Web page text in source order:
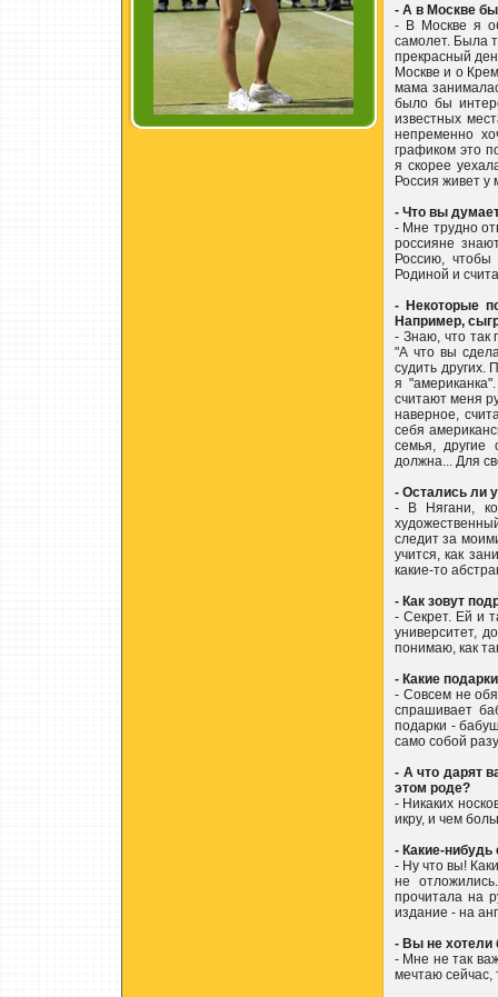
- А в Москве
- В Москве я
самолет. Была
прекрасный
Москве и о
мама
было бы
известных
непременно
графиком это
я скорее
Россия живет у
- Что вы
- Мне трудно
россияне
Россию,
Родиной и
- Некоторые
Например,
- Знаю, что так
"А что вы
судить других.
я
считают меня
наверное,
себя
семья,
должна... Для
- Остались ли
- В Нягани,
следит за
учится, как
какие-то
- Как зовут
- Секрет. Ей и
университет,
понимаю, как
- Какие
- Совсем не
спрашивает
подарки -
само собой
- А что дарят
этом роде?
- Никаких
икру, и чем
- Какие-
- Ну что вы!
не
прочитала на
издание - на
- Вы не хотели
- Мне не так
мечтаю сейчас,